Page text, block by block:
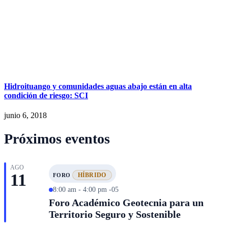
Hidroituango y comunidades aguas abajo están en alta
condición de riesgo: SCI
junio 6, 2018
Próximos eventos
AGO
11 FORO HÍBRIDO
8:00 am - 4:00 pm -05
Foro Académico Geotecnia para un
Territorio Seguro y Sostenible